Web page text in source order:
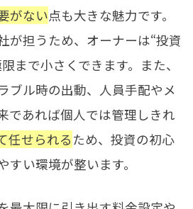
がない点も大きな魅力です。
が担うため、オーナーは“投資
まで小さくできます。また、
ブル時の出動、人員手配やメ
であれば個人では管理しきれ
任せられる ため、投資の初心
い環境が整います。